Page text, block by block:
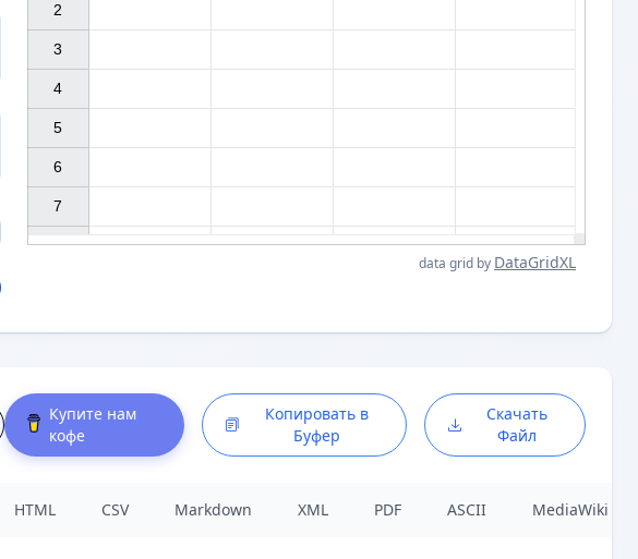
data grid by DataGridXL
2
3
4
5
6
7
Купите нам
кофе
Копировать в
Буфер
Скачать
Файл
HTML CSV Markdown XML PDF ASCII MediaWiki